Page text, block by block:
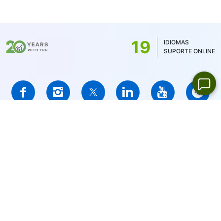
EUR / 100 JPY (para ações dos EUA apenas 1
USD)
19
IDIOMAS
SUPORTE ONLINE